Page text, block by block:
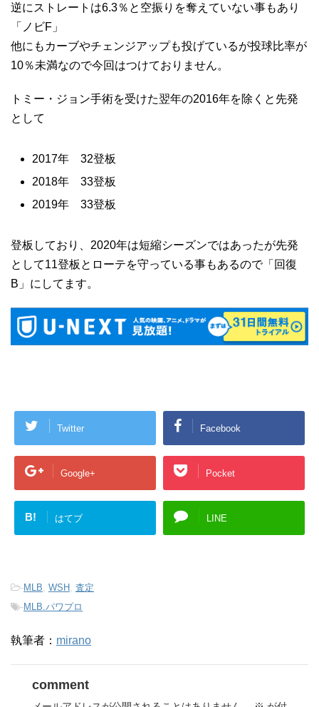
逆にストレートは6.3％と空振りを奪えていない事もあり
「ノビF」
他にもカーブやチェンジアップも投げているが投球比率が
10％未満なので今回はつけておりません。
トミー・ジョン手術を受けた翌年の2016年を除くと先発
として
2017年 32登板
2018年 33登板
2019年 33登板
登板しており、2020年は短縮シーズンではあったが先発
として11登板とローテを守っている事もあるので「回復
B」にしてます。
Twitter Facebook
Google+ Pocket
B! はてブ LINE
-MLB, WSH , 査定
-MLB.パワプロ
執筆者： mirano
comment